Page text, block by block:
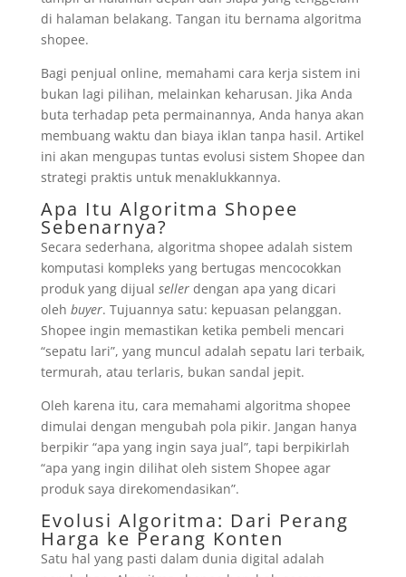
di halaman belakang. Tangan itu bernama algoritma
shopee.
Bagi penjual online, memahami cara kerja sistem ini
bukan lagi pilihan, melainkan keharusan. Jika Anda
buta terhadap peta permainannya, Anda hanya akan
membuang waktu dan biaya iklan tanpa hasil. Artikel
ini akan mengupas tuntas evolusi sistem Shopee dan
strategi praktis untuk menaklukkannya.
Apa Itu Algoritma Shopee
Sebenarnya?
Secara sederhana, algoritma shopee adalah sistem
komputasi kompleks yang bertugas mencocokkan
produk yang dijual sellerdengan apa yang dicari
oleh buyer. Tujuannya satu: kepuasan pelanggan.
Shopee ingin memastikan ketika pembeli mencari
“sepatu lari”, yang muncul adalah sepatu lari terbaik,
termurah, atau terlaris, bukan sandal jepit.
Oleh karena itu, cara memahami algoritma shopee
dimulai dengan mengubah pola pikir. Jangan hanya
berpikir “apa yang ingin saya jual”, tapi berpikirlah
“apa yang ingin dilihat oleh sistem Shopee agar
produk saya direkomendasikan”.
Evolusi Algoritma: Dari Perang
Harga ke Perang Konten
Satu hal yang pasti dalam dunia digital adalah